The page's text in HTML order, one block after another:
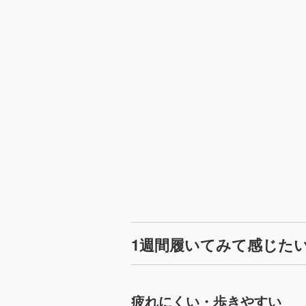
1週間履いてみて感じた
疲れにくい・歩きやすい